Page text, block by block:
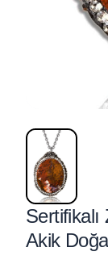
Sertifikalı
Akik